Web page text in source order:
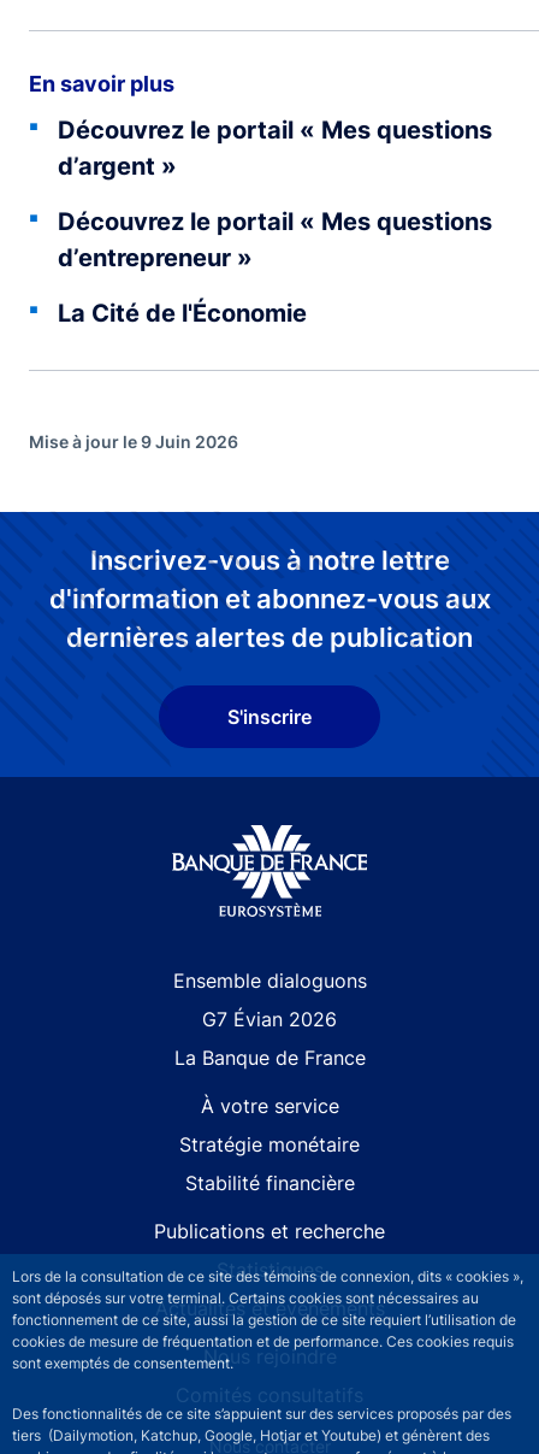
Lors de la consultation de ce site des témoins de connexion, dits « cookies »,
sont déposés sur votre terminal. Certains cookies sont nécessaires au
fonctionnement de ce site, aussi la gestion de ce site requiert l’utilisation de
cookies de mesure de fréquentation et de performance. Ces cookies requis
sont exemptés de consentement.
Des fonctionnalités de ce site s’appuient sur des services proposés par des
tiers (Dailymotion, Katchup, Google, Hotjar et Youtube) et génèrent des
En savoir plus
Découvrez le portail « Mes questions
d’argent »
Découvrez le portail « Mes questions
d’entrepreneur »
La Cité de l'Économie
Mise à jour le 9 Juin 2026
Inscrivez-vous à notre lettre
d'information et abonnez-vous aux
dernières alertes de publication
S'inscrire
Ensemble dialoguons
G7 Évian 2026
La Banque de France
À votre service
Stratégie monétaire
Stabilité financière
Publications et recherche
Statistiques
Actualités et événements
Nous rejoindre
Comités consultatifs
Footer secondary menuNous contacter